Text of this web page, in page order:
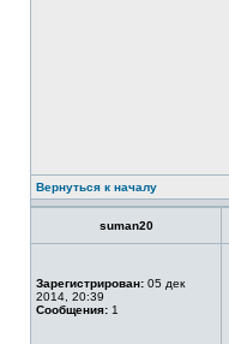
Вернуться к началу
suman20
Зарегистрирован: 05 дек
2014, 20:39
Сообщения: 1